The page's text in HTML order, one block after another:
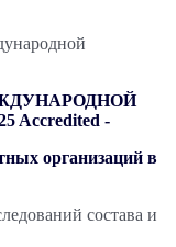
Accredited -
организаций в
состава и